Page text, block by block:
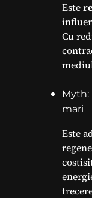
Este
Cu
Myth:
mari
Este